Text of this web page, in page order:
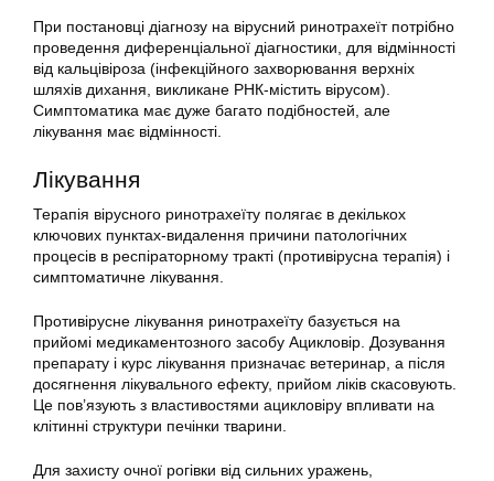
При постановці діагнозу на вірусний ринотрахеїт потрібно
проведення диференціальної діагностики, для відмінності
від кальцівіроза (інфекційного захворювання верхніх
шляхів дихання, викликане РНК-містить вірусом).
Симптоматика має дуже багато подібностей, але
лікування має відмінності.
Лікування
Терапія вірусного ринотрахеїту полягає в декількох
ключових пунктах-видалення причини патологічних
процесів в респіраторному тракті (противірусна терапія) і
симптоматичне лікування.
Противірусне лікування ринотрахеїту базується на
прийомі медикаментозного засобу Ацикловір. Дозування
препарату і курс лікування призначає ветеринар, а після
досягнення лікувального ефекту, прийом ліків скасовують.
Це пов’язують з властивостями ацикловіру впливати на
клітинні структури печінки тварини.
Для захисту очної рогівки від сильних уражень,